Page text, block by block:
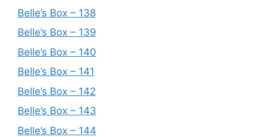
Belle’s Box – 138
Belle’s Box – 139
Belle’s Box – 140
Belle’s Box – 141
Belle’s Box – 142
Belle’s Box – 143
Belle’s Box – 144